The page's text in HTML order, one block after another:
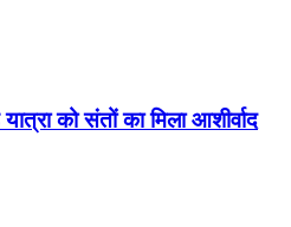
को संतों का मिला आशीर्वाद